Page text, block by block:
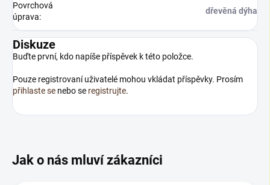
Povrchová
úprava:
dřevěná dýha
Diskuze
Buďte první, kdo napíše příspěvek k této položce.
Pouze registrovaní uživatelé mohou vkládat příspěvky. Prosím
přihlaste se nebo se registrujte.